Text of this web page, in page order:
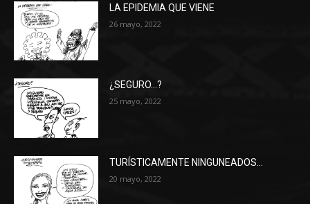
LA EPIDEMIA QUE VIENE
26 mayo, 2022
¿SEGURO…?
25 mayo, 2022
TURÍSTICAMENTE NINGUNEADOS…
20 mayo, 2022